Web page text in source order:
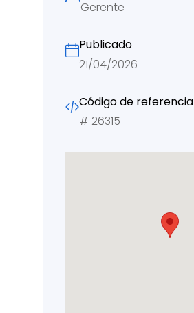
Gerente
Publicado
21/04/2026
Código de referencia
# 26315